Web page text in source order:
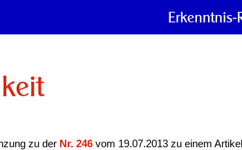
zu der Nr. 246 vom 19.07.2013 zu einem Artikel